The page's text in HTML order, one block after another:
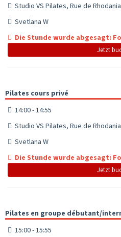
Studio VS Pilates, Rue de
Svetlana W
Die Stunde wurde abgesagt:
Jetzt
Pilates cours privé
14:00 - 14:55
Studio VS Pilates, Rue de
Svetlana W
Die Stunde wurde abgesagt:
Jetzt
Pilates en groupe débutant/
15:00 - 15:55